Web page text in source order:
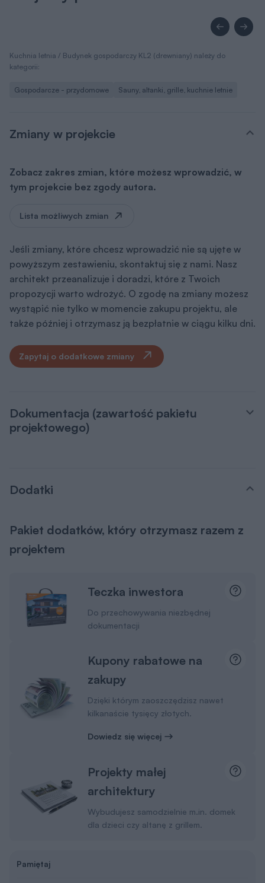
Kuchnia letnia / Budynek gospodarczy KL2 (drewniany) należy do
kategorii:
Gospodarcze - przydomowe Sauny, altanki, grille, kuchnie letnie
Zmiany w projekcie
Zobacz zakres zmian, które możesz wprowadzić, w
tym projekcie bez zgody autora.
Lista możliwych zmian
Jeśli zmiany, które chcesz wprowadzić nie są ujęte w
powyższym zestawieniu, skontaktuj się z nami. Nasz
architekt przeanalizuje i doradzi, które z Twoich
propozycji warto wdrożyć. O zgodę na zmiany możesz
wystąpić nie tylko w momencie zakupu projektu, ale
także później i otrzymasz ją bezpłatnie w ciągu kilku dni.
Zapytaj o dodatkowe zmiany
Dokumentacja (zawartość pakietu
projektowego)
Dodatki
Pakiet dodatków, który otrzymasz razem z
projektem
Teczka inwestora
Do przechowywania niezbędnej
dokumentacji
Kupony rabatowe na
zakupy
Dzięki którym zaoszczędzisz nawet
kilkanaście tysięcy złotych.
Dowiedz się więcej
Projekty małej
architektury
Wybudujesz samodzielnie m.in. domek
dla dzieci czy altanę z grillem.
Pamiętaj